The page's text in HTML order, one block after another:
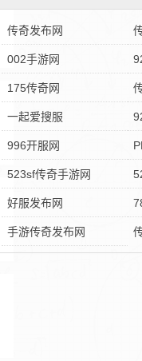
传奇发布网
002手游网
175传奇网
一起爱搜服
996开服网
523sf传奇手游网
好服发布网
手游传奇发布网